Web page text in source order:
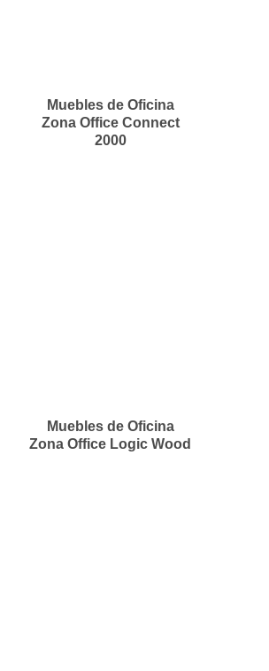
Muebles de Oficina
Zona Office Connect
2000
Muebles de Oficina
Zona Office Logic Wood